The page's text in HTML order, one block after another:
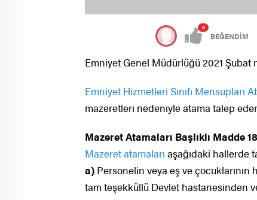
8
BEĞENDİM
Emniyet Genel Müdürlüğü 2021 Şubat
Emniyet Hizmetleri Sınıfı Mensupları
mazeretleri nedeniyle atama talep
Mazeret Atamaları Başlıklı Madde
Mazeret atamaları aşağıdaki hallerde
a) Personelin veya eş ve çocuklarının
tam teşekküllü Devlet hastanesinden